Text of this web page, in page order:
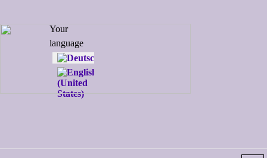
Select your
language
Your
language